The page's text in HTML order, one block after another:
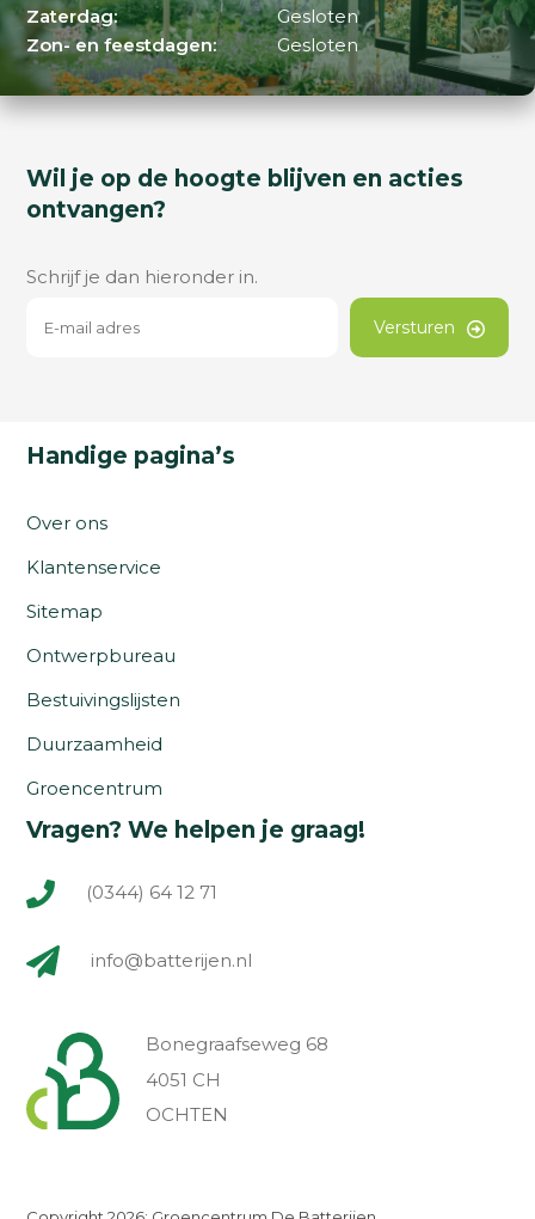
Zaterdag:
Gesloten
Zon- en feestdagen:
Gesloten
Wil je op de hoogte blijven en acties
ontvangen?
Schrijf je dan hieronder in.
Versturen
Handige pagina’s
Over ons
Klantenservice
Sitemap
Ontwerpbureau
Bestuivingslijsten
Duurzaamheid
Groencentrum
Vragen? We helpen je graag!
(0344) 64 12 71
info@batterijen.nl
Bonegraafseweg 68
4051 CH
OCHTEN